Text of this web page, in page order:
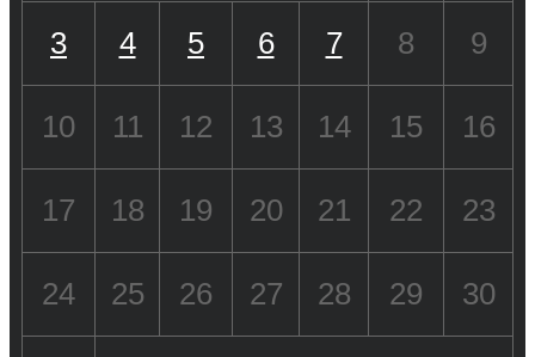
3 4 5 6 7 8 9
10 11 12 13 14 15 16
17 18 19 20 21 22 23
24 25 26 27 28 29 30